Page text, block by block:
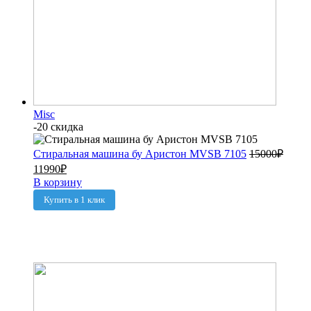
Misc
-20 скидка
Стиральная машина бу Аристон MVSB 7105 15000₽
11990₽
В корзину
Купить в 1 клик